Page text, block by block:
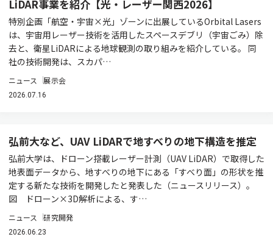
LiDAR事業を紹介【光・レーザー関西2026】
特別企画「航空・宇宙×光」ゾーンに出展しているOrbital Lasers
は、宇宙用レーザー技術を活用したスペースデブリ（宇宙ごみ）除
去と、衛星LiDARによる地球観測の取り組みを紹介している。 同
社の技術開発は、スカパ…
ニュース 展示会
2026.07.16
弘前大など、UAV LiDARで地すべりの地下構造を推定
弘前大学は、ドローン搭載レーザー計測（UAV LiDAR）で取得した
地表面データから、地すべりの地下にある「すべり面」の形状を推
定する新たな技術を開発したと発表した（ニュースリリース）。
図 ドローン×3D解析による、す…
ニュース 研究開発
2026.06.23